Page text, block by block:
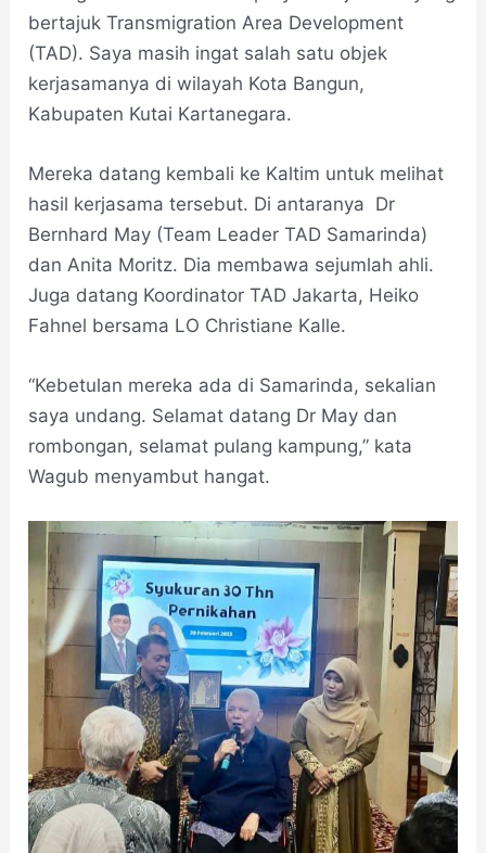
bertajuk Transmigration Area Development
(TAD). Saya masih ingat salah satu objek
kerjasamanya di wilayah Kota Bangun,
Kabupaten Kutai Kartanegara.
Mereka datang kembali ke Kaltim untuk melihat
hasil kerjasama tersebut. Di antaranya Dr
Bernhard May (Team Leader TAD Samarinda)
dan Anita Moritz. Dia membawa sejumlah ahli.
Juga datang Koordinator TAD Jakarta, Heiko
Fahnel bersama LO Christiane Kalle.
“Kebetulan mereka ada di Samarinda, sekalian
saya undang. Selamat datang Dr May dan
rombongan, selamat pulang kampung,” kata
Wagub menyambut hangat.